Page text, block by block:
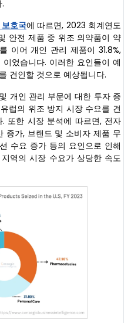
호국에 따르면, 2023 회계연도
안전 제품 중 위조 의약품이 약
이어 개인 관리 제품이 31.8%,
었습니다. 이러한 요인들이 예
견인할 것으로 예상됩니다.
개인 관리 부문에 대한 투자 증
럽의 위조 방지 시장 수요를 견
또한 시장 분석에 따르면, 전자
증가, 브랜드 및 소비자 제품 무
수요 증가 등의 요인으로 인해
역의 시장 수요가 상당한 속도